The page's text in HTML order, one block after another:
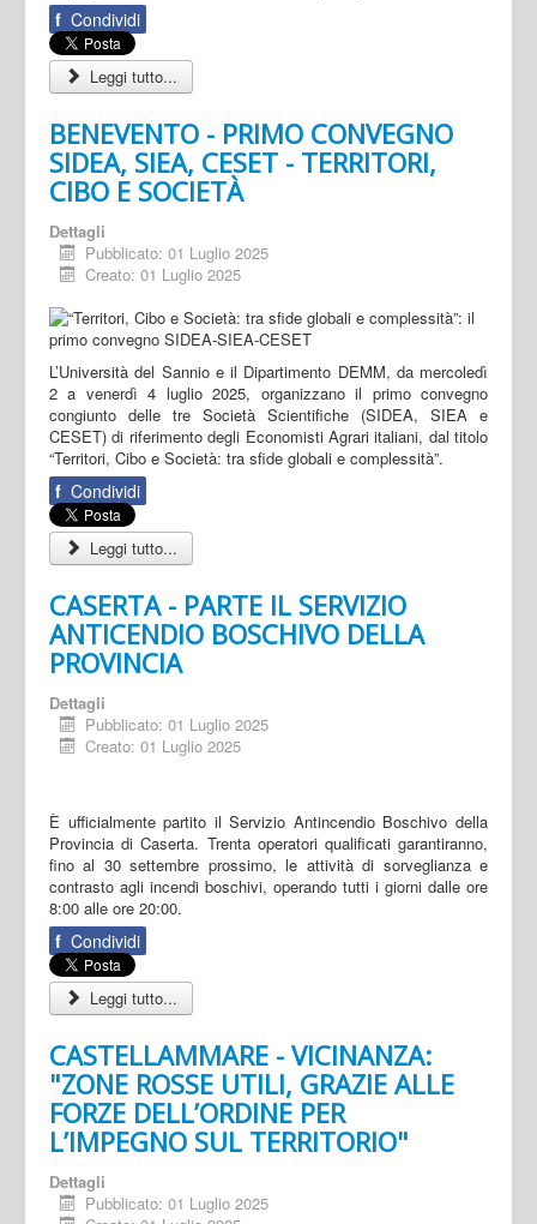
f Condividi
Leggi tutto...
BENEVENTO - PRIMO CONVEGNO
SIDEA, SIEA, CESET - TERRITORI,
CIBO E SOCIETÀ
Dettagli
Pubblicato: 01 Luglio 2025
Creato: 01 Luglio 2025
L’Università del Sannio e il Dipartimento DEMM, da mercoledì
2 a venerdì 4 luglio 2025, organizzano il primo convegno
congiunto delle tre Società Scientifiche (SIDEA, SIEA e
CESET) di riferimento degli Economisti Agrari italiani, dal titolo
“Territori, Cibo e Società: tra sfide globali e complessità”.
f Condividi
Leggi tutto...
CASERTA - PARTE IL SERVIZIO
ANTICENDIO BOSCHIVO DELLA
PROVINCIA
Dettagli
Pubblicato: 01 Luglio 2025
Creato: 01 Luglio 2025
È ufficialmente partito il Servizio Antincendio Boschivo della
Provincia di Caserta. Trenta operatori qualificati garantiranno,
fino al 30 settembre prossimo, le attività di sorveglianza e
contrasto agli incendi boschivi, operando tutti i giorni dalle ore
8:00 alle ore 20:00.
f Condividi
Leggi tutto...
CASTELLAMMARE - VICINANZA:
"ZONE ROSSE UTILI, GRAZIE ALLE
FORZE DELL’ORDINE PER
L’IMPEGNO SUL TERRITORIO"
Dettagli
Pubblicato: 01 Luglio 2025